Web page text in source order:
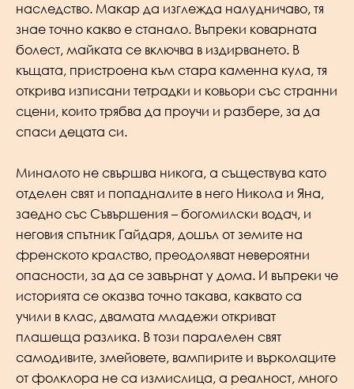
наследство. Макар да изглежда налудничаво, тя
знае точно какво е станало. Въпреки коварната
болест, майката се включва в издирването. В
къщата, пристроена към стара каменна кула, тя
открива изписани тетрадки и ковьори със странни
сцени, които трябва да проучи и разбере, за да
спаси децата си.
Миналото не свършва никога, а съществува като
отделен свят и попадналите в него Никола и Яна,
заедно със Съвършения – богомилски водач, и
неговия спътник Гайдаря, дошъл от земите на
френското кралство, преодоляват невероятни
опасности, за да се завърнат у дома. И въпреки че
историята се оказва точно такава, каквато са
учили в клас, двамата младежи откриват
плашеща разлика. В този паралелен свят
самодивите, змейовете, вампирите и върколаците
от фолклора не са измислица, а реалност, много